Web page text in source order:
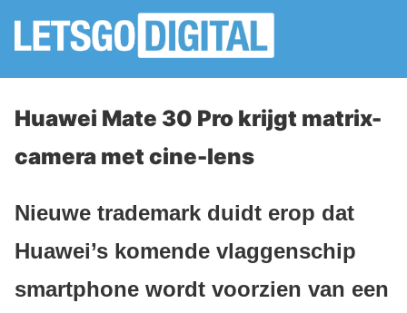
Huawei Mate 30 Pro krijgt matrix-
camera met cine-lens
Nieuwe trademark duidt erop dat
Huawei’s komende vlaggenschip
smartphone wordt voorzien van een